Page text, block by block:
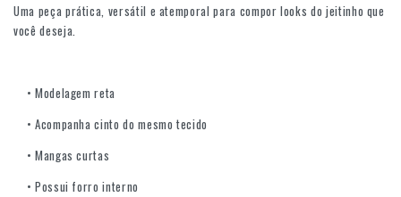
Uma peça prática, versátil e atemporal para compor looks do jeitinho que
você deseja.
• Modelagem reta
• Acompanha cinto do mesmo tecido
• Mangas curtas
• Possui forro interno